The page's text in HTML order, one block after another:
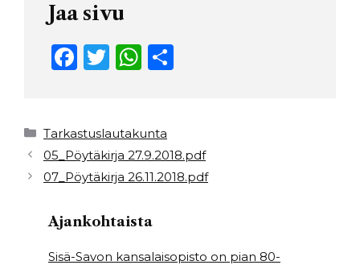
Jaa sivu
F
e
b
o
o
k
T
t
e
r
W
ts
A
p
p
Kategoriat
Tarkastuslautakunta
05_Pöytäkirja 27.9.2018.pdf
07_Pöytäkirja 26.11.2018.pdf
Ajankohtaista
Sisä-Savon kansalaisopisto on pian 80-